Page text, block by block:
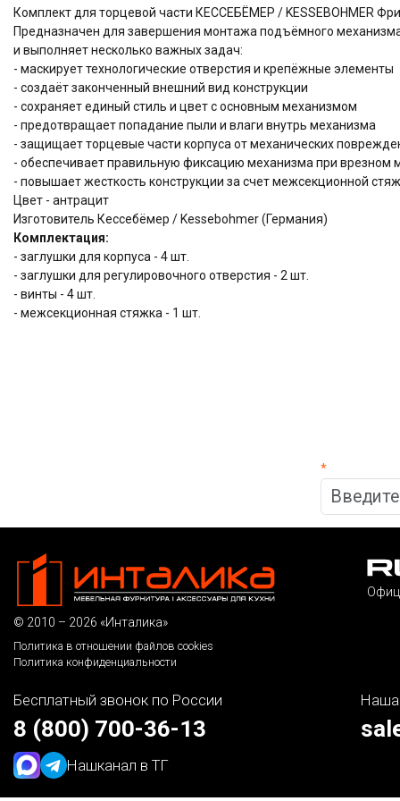
Комплект для торцевой части КЕССЕБЁМЕР / KESSEBOHMER
Предназначен для завершения монтажа подъёмного
и выполняет несколько важных задач:
- маскирует технологические отверстия и крепёжные элементы
- создаёт законченный внешний вид конструкции
- сохраняет единый стиль и цвет с основным механизмом
- предотвращает попадание пыли и влаги внутрь механизма
- защищает торцевые части корпуса от механических
- обеспечивает правильную фиксацию механизма при врезном
- повышает жесткость конструкции за счет межсекционной
Цвет - антрацит
Изготовитель Кессебёмер / Kessebohmer (Германия)
Комплектация:
- заглушки для корпуса - 4 шт.
- заглушки для регулировочного отверстия - 2 шт.
- винты - 4 шт.
- межсекционная стяжка - 1 шт.
*
© 2010 – 2026 «Инталика»
Политика в отношении файлов cookies
Политика конфиденциальности
Бесплатный звонок по России
8 (800) 700-36-13
Нашканал в ТГ
Наша